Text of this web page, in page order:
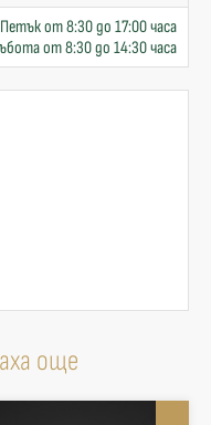
от 8:30 до 17:00 часа
от 8:30 до 14:30 часа
още